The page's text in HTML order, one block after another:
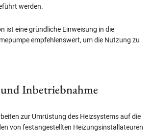
werden.
ist eine gründliche Einweisung in die
empfehlenswert, um die Nutzung zu
Inbetriebnahme
zur Umrüstung des Heizsystems auf die
von festangestellten Heizungsinstallateuren